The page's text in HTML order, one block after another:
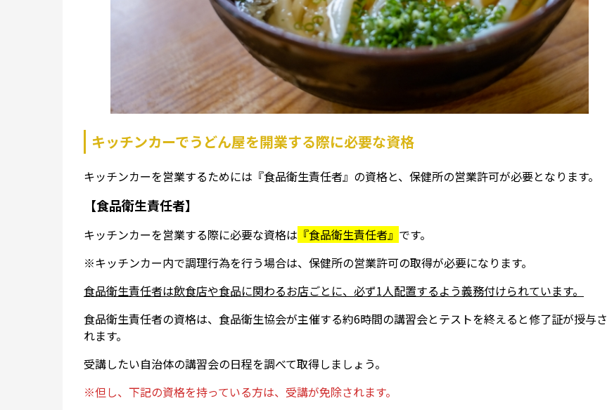
キッチンカーでうどん屋を開業する際に必要な資格
キッチンカーを営業するためには『食品衛生責任者』の資格と、保健所の営業許可が必要となります。
【食品衛生責任者】
キッチンカーを営業する際に必要な資格は 『食品衛生責任者』 です。
※キッチンカー内で調理行為を行う場合は、保健所の営業許可の取得が必要になります。
食品衛生責任者は飲食店や食品に関わるお店ごとに、必ず1人配置するよう義務付けられています。
食品衛生責任者の資格は、食品衛生協会が主催する約6時間の講習会とテストを終えると修了証が授与さ
れます。
受講したい自治体の講習会の日程を調べて取得しましょう。
※但し、下記の資格を持っている方は、受講が免除されます。